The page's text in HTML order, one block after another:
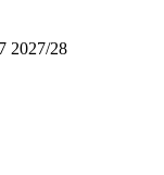
2027/28